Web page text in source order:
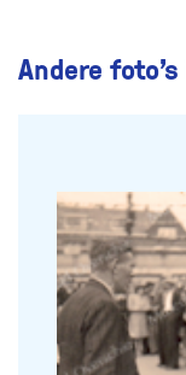
Andere